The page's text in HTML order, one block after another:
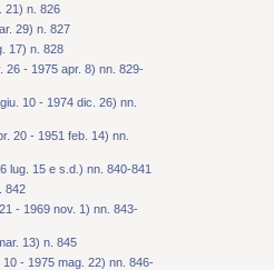
21) n. 826
29) n. 827
17) n. 828
26 - 1975 apr. 8) nn. 829-
10 - 1974 dic. 26) nn.
20 - 1951 feb. 14) nn.
lug. 15 e s.d.) nn. 840-841
842
- 1969 nov. 1) nn. 843-
13) n. 845
10 - 1975 mag. 22) nn. 846-